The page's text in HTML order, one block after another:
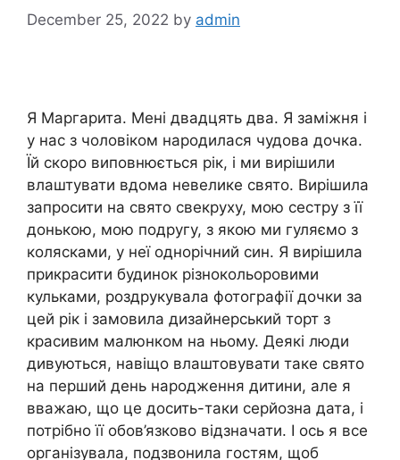
December 25, 2022 by admin
Я Маргарита. Мені двадцять два. Я заміжня і
у нас з чоловіком народилася чудова дочка.
Їй скоро виповнюється рік, і ми вирішили
влаштувати вдома невелике свято. Вирішила
запросити на свято свекруху, мою сестру з її
донькою, мою подругу, з якою ми гуляємо з
колясками, у неї однорічний син. Я вирішила
прикрасити будинок різнокольоровими
кульками, роздрукувала фотографії дочки за
цей рік і замовила дизайнерський торт з
красивим малюнком на ньому. Деякі люди
дивуються, навіщо влаштовувати таке свято
на перший день народження дитини, але я
вважаю, що це досить-таки серйозна дата, і
потрібно її обов’язково відзначати. І ось я все
організувала, подзвонила гостям, щоб